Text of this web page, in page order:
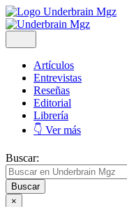
Artículos
Entrevistas
Reseñas
Editorial
Librería
👇 Ver más
Buscar:
×